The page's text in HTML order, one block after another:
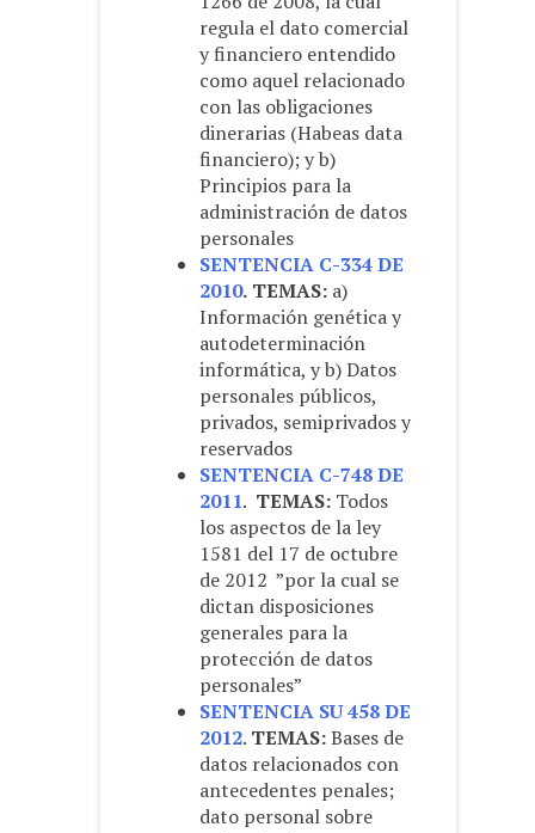
regula el dato comercial
y financiero entendido
como aquel relacionado
con las obligaciones
dinerarias (Habeas data
financiero); y b)
Principios para la
administración de datos
personales
SENTENCIA C-334 DE
2010. TEMAS: a)
Información genética y
autodeterminación
informática, y b) Datos
personales públicos,
privados, semiprivados y
reservados
SENTENCIA C-748 DE
2011. TEMAS:Todos
los aspectos de la ley
1581 del 17 de octubre
de 2012 ”por la cual se
dictan disposiciones
generales para la
protección de datos
personales”
SENTENCIA SU 458 DE
2012. TEMAS:Bases de
datos relacionados con
antecedentes penales;
dato personal sobre